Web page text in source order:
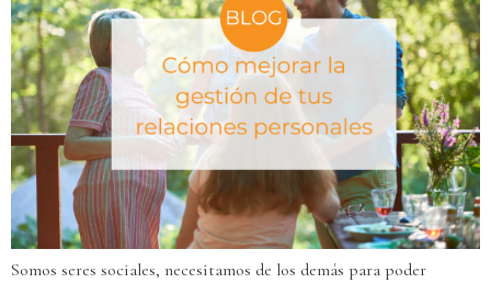
Somos seres sociales, necesitamos de los demás para poder